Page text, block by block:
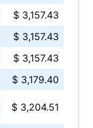
$ 3,157.43
$ 3,157.43
$ 3,157.43
$ 3,179.40
$ 3,204.51